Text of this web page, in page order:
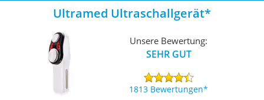
Ultramed Ultraschallgerät
Unsere Bewertung:
SEHR GUT
1813 Bewertungen